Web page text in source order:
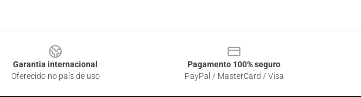
Garantia internacional
Oferecido no país de uso
Pagamento 100% seguro
PayPal / MasterCard / Visa